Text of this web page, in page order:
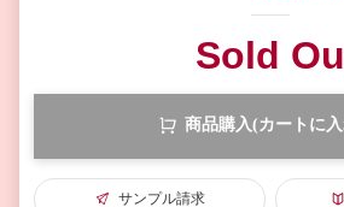
Sold
商品購入(カートに
サンプル請求